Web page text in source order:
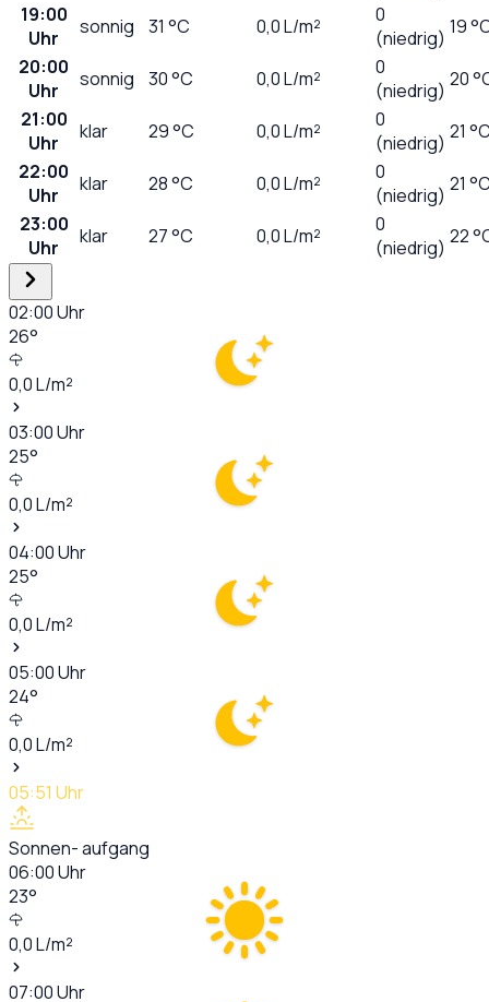
19:00
Uhr
sonnig 31 °C 0,0L/m²
0
(niedrig) 19
20:00
Uhr
sonnig 30°C 0,0L/m²
0
(niedrig) 20
21:00
Uhr
klar 29°C 0,0L/m²
0
(niedrig) 21
22:00
Uhr
klar 28°C 0,0L/m²
0
(niedrig) 21
23:00
Uhr
klar 27°C 0,0L/m²
0
(niedrig) 22
02:00Uhr
26°
0,0L/m²
03:00Uhr
25°
0,0L/m²
04:00Uhr
25°
0,0L/m²
05:00Uhr
24°
0,0L/m²
05:51 Uhr
Sonnen- aufgang
06:00Uhr
23°
0,0L/m²
07:00Uhr